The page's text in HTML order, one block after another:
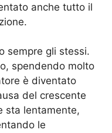
anche tutto il
sempre gli stessi.
spendendo molto
è diventato
del crescente
sta lentamente,
le